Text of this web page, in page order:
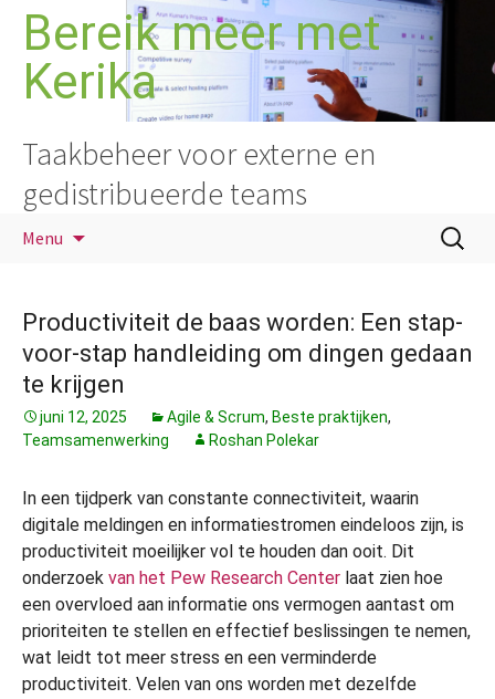
inhoud
Bereik meer met
Kerika
Taakbeheer voor externe en
gedistribueerde teams
Menu
Zoeken
naar:
Productiviteit de baas worden: Een stap-
voor-stap handleiding om dingen gedaan
te krijgen
juni 12, 2025 Agile & Scrum, Beste praktijken,
Teamsamenwerking
Roshan Polekar
In een tijdperk van constante connectiviteit, waarin
digitale meldingen en informatiestromen eindeloos zijn, is
productiviteit moeilijker vol te houden dan ooit. Dit
onderzoek van het Pew Research Center laat zien hoe
een overvloed aan informatie ons vermogen aantast om
prioriteiten te stellen en effectief beslissingen te nemen,
wat leidt tot meer stress en een verminderde
productiviteit. Velen van ons worden met dezelfde